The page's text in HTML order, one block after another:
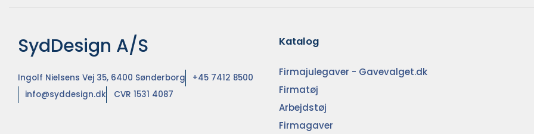
SydDesign A/S
Ingolf Nielsens Vej 35, 6400 Sønderborg
+45 7412 8500
info@syddesign.dk
CVR 1531 4087
Katalog
Firmajulegaver - Gavevalget.dk
Firmatøj
Arbejdstøj
Firmagaver